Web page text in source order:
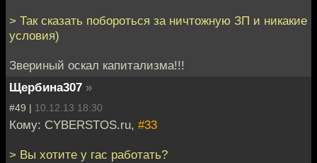
> Так сказать побороться за ничтожную ЗП и никакие
условия)
Звериный оскал капитализма!!!
Щербина307 »
#49 | 10.12.13 18:30
Кому: CYBERSTOS.ru, #33
> Вы хотите у гас работать?